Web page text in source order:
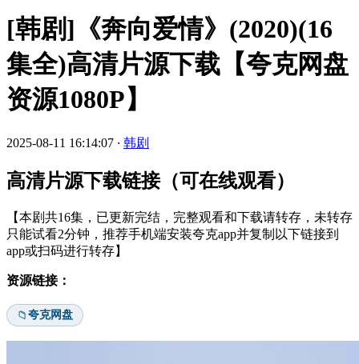
[韩剧]《奔向爱情》(2020)(16
集全)高清片源下载【夸克网盘
资源1080P】
2025-08-11 16:14:07 · 韩剧
高清片源下载链接（可在线观看）
【本剧共16集，已更新完结，完整观看和下载请转存，未转存
只能试看2分钟，推荐手机端安装夸克app并复制以下链接到
app或扫码进行转存】
资源链接：
📁夸克网盘